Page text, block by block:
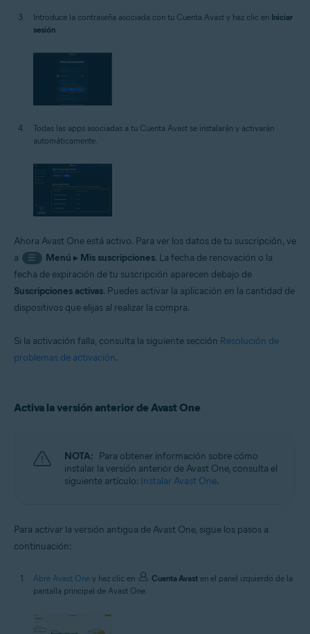
Introduce la contraseña asociada con tu Cuenta Avast y haz clic en Iniciar
sesión
Todas las apps asociadas a tu Cuenta Avast se instalarán y activarán
automáticamente.
Ahora Avast One está activo. Para ver los datos de tu suscripción, ve
a
☰ Menú ▸ Mis suscripciones. La fecha de renovación o la
fecha de expiración de tu suscripción aparecen debajo de
Suscripciones activas. Puedes activar la aplicación en la cantidad de
dispositivos que elijas al realizar la compra.
Si la activación falla, consulta la siguiente sección Resolución de
problemas de activación.
Activa la versión anterior de Avast One
NOTA: Para obtener información sobre cómo
instalar la versión anterior de Avast One, consulta el
siguiente artículo: Instalar Avast One.
Para activar la versión antigua de Avast One, sigue los pasos a
continuación:
Abre Avast One y haz clic en Cuenta Avast en el panel izquierdo de la
pantalla principal de Avast One.